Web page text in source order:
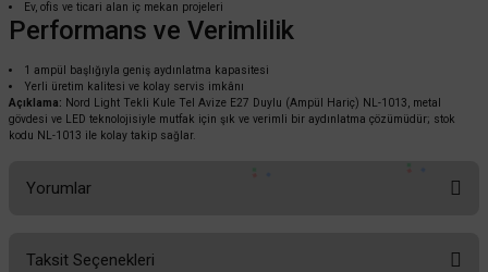
Ev, ofis ve ticari alan iç mekan projeleri
Performans ve Verimlilik
1 ampül başlığıyla geniş aydınlatma kapasitesi
Yerli üretim kalitesi ve kolay servis imkânı
Açıklama: Nord Light Tekli Kule Tel Avize E27 Duylu (Ampül Hariç) NL-1013, metal
gövdesi ve LED teknolojisiyle mutfak için şık ve verimli bir aydınlatma çözümüdür; stok
kodu NL-1013 ile kolay takip sağlar.
Yorumlar
Taksit Seçenekleri